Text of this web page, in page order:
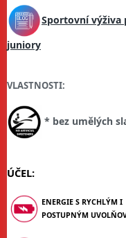
Sportovní výživa
juniory
VLASTNOSTI:
* bez umělých
ÚČEL:
ENERGIE S RYCHLÝM I
POSTUPNÝM